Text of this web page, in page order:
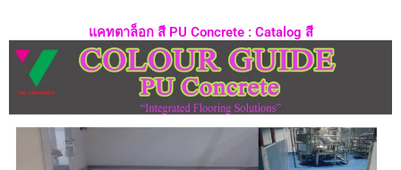
แคทตาล็อก สี PU Concrete : Catalog สี